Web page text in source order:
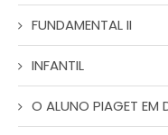
FUNDAMENTAL II
INFANTIL
O ALUNO PIAGET EM